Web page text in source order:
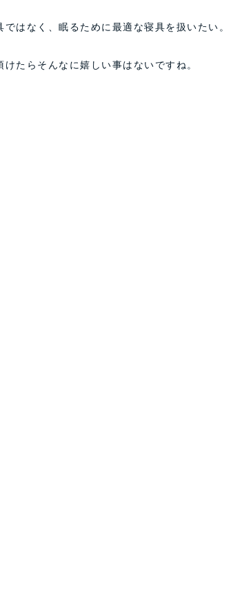
はなく、眠るために最適な寝具を扱いたい。
たらそんなに嬉しい事はないですね。